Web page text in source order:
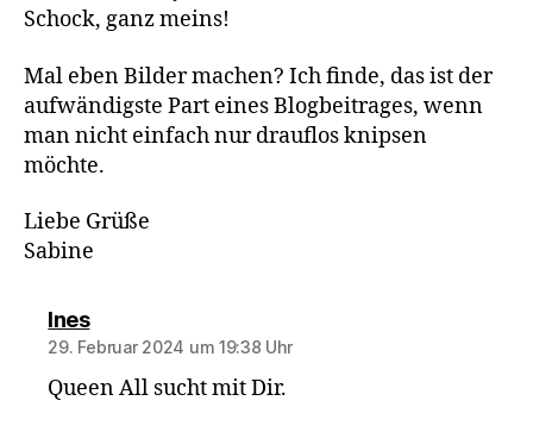
Schock, ganz meins!
Mal eben Bilder machen? Ich finde, das ist der
aufwändigste Part eines Blogbeitrages, wenn
man nicht einfach nur drauflos knipsen
möchte.
Liebe Grüße
Sabine
Inessagt:
29. Februar 2024 um 19:38 Uhr
Queen All sucht mit Dir.